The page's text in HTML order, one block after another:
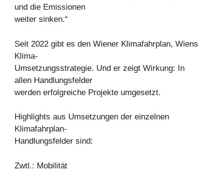
und die Emissionen
weiter sinken.“
Seit 2022 gibt es den Wiener Klimafahrplan, Wiens
Klima-
Umsetzungsstrategie. Und er zeigt Wirkung: In
allen Handlungsfelder
werden erfolgreiche Projekte umgesetzt.
Highlights aus Umsetzungen der einzelnen
Klimafahrplan-
Handlungsfelder sind:
Zwtl.: Mobilität